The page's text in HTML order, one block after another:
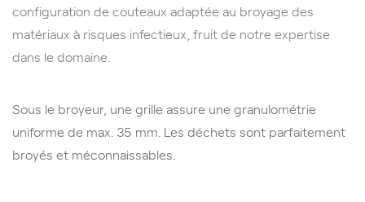
configuration de couteaux adaptée au broyage des
matériaux à risques infectieux, fruit de notre expertise
dans le domaine.
Sous le broyeur, une grille assure une granulométrie
uniforme de max. 35 mm. Les déchets sont parfaitement
broyés et méconnaissables.